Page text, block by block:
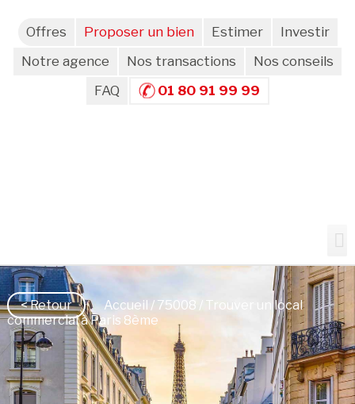
Offres Proposer un bien Estimer
Investir
Notre agence
Nos transactions
Nos conseils
FAQ
01 80 91 99 99
< Retour Accueil / 75008 / Trouver un local
commercial à Paris 8ème